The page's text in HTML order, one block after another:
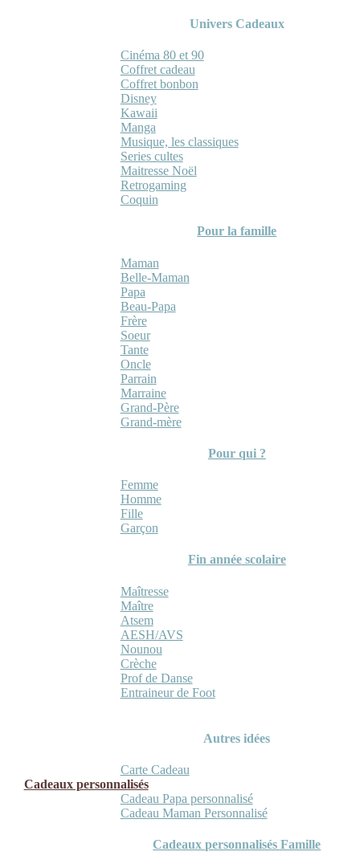
Univers Cadeaux
Cinéma 80 et 90
Coffret cadeau
Coffret bonbon
Disney
Kawaii
Manga
Musique, les classiques
Series cultes
Maitresse Noël
Retrogaming
Coquin
Pour la famille
Maman
Belle-Maman
Papa
Beau-Papa
Frère
Soeur
Tante
Oncle
Parrain
Marraine
Grand-Père
Grand-mère
Pour qui ?
Femme
Homme
Fille
Garçon
Fin année scolaire
Maîtresse
Maître
Atsem
AESH/AVS
Nounou
Crèche
Prof de Danse
Entraineur de Foot
Autres idées
Carte Cadeau
Cadeaux personnalisés
Cadeau Papa personnalisé
Cadeau Maman Personnalisé
Cadeaux personnalisés Famille